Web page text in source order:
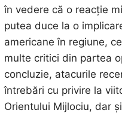
în vedere că o reacție
putea duce la o
americane în regiune,
multe critici din partea
concluzie, atacurile
întrebări cu privire la
Orientului Mijlociu, dar